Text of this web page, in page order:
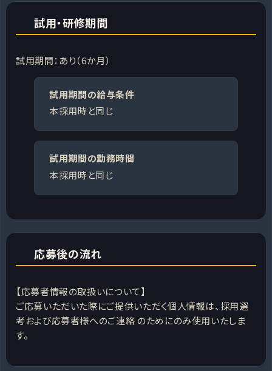
試用・研修期間
試用期間：あり（6か月）
試用期間の給与条件
本採用時と同じ
試用期間の勤務時間
本採用時と同じ
応募後の流れ
【応募者情報の取扱いについて】
ご応募いただいた際にご提供いただく個人情報は、採用選
考および応募者様へのご連絡 のためにのみ使用いたしま
す。